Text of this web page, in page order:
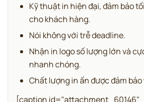
Kỹ thuật in hiện đại, đảm bảo
cho khách hàng.
Nói không với trễ deadline.
Nhận in logo số lượng lớn và
nhanh chóng.
Chất lượng in ấn được đảm bảo
[caption id="attachment_60146"